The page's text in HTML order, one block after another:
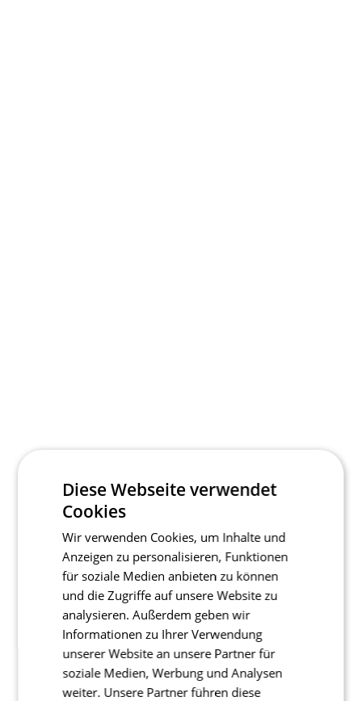
Diese Webseite verwendet
Cookies
Wir verwenden Cookies, um Inhalte und
Anzeigen zu personalisieren, Funktionen
für soziale Medien anbieten zu können
und die Zugriffe auf unsere Website zu
analysieren. Außerdem geben wir
Informationen zu Ihrer Verwendung
unserer Website an unsere Partner für
soziale Medien, Werbung und Analysen
weiter. Unsere Partner führen diese